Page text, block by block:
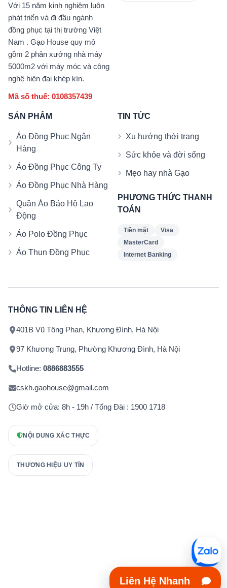
Với 15 năm kinh nghiệm luôn
phát triển và đi đầu ngành
đồng phục tại thị trường Việt
Nam . Gạo House quy mô
gồm 2 phân xưởng nhà máy
5000m2 với máy móc và công
nghệ hiện đại khép kín.
Mã số thuế: 0108357439
SẢN PHẨM
Áo Đồng Phục Ngân
Hàng
Áo Đồng Phục Công Ty
Áo Đồng Phục Nhà Hàng
Quần Áo Bảo Hộ Lao
Động
Áo Polo Đồng Phục
Áo Thun Đồng Phục
TIN TỨC
Xu hướng thời trang
Sức khỏe và đời sống
Mẹo hay nhà Gạo
PHƯƠNG THỨC THANH
TOÁN
Tiền mặt
Visa
MasterCard
Internet Banking
THÔNG TIN LIÊN HỆ
401B Vũ Tông Phan, Khương Đình, Hà Nội
97 Khương Trung, Phường Khương Đình, Hà Nội
Hotline: 0886883555
cskh.gaohouse@gmail.com
Giờ mở cửa: 8h - 19h / Tổng Đài : 1900 1718
NỘI DUNG XÁC THỰC
THƯƠNG HIỆU UY TÍN
Liên Hệ Nhanh